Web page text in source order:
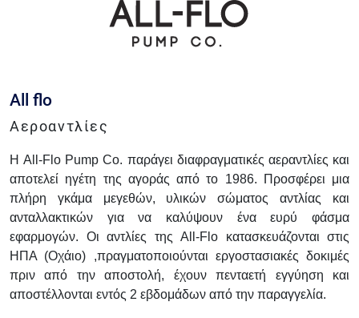
All flo
Αεροαντλίες
Η All-Flo Pump Co. παράγει διαφραγματικές αεραντλίες και
αποτελεί ηγέτη της αγοράς από το 1986. Προσφέρει μια
πλήρη γκάμα μεγεθών, υλικών σώματος αντλίας και
ανταλλακτικών για να καλύψουν ένα ευρύ φάσμα
εφαρμογών. Οι αντλίες της All-Flo κατασκευάζονται στις
ΗΠΑ (Οχάιο) ,πραγματοποιούνται εργοστασιακές δοκιμές
πριν από την αποστολή, έχουν πενταετή εγγύηση και
αποστέλλονται εντός 2 εβδομάδων από την παραγγελία.